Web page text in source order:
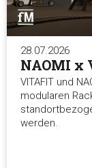
28.07.2026
NAOMI x
VITAFIT und
modularen
werden.